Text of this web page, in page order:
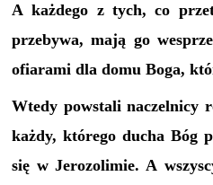
A każdego z tych, co
przebywa, mają go
ofiarami dla domu Boga,
Wtedy powstali naczelnicy
każdy, którego ducha Bóg
się w Jerozolimie. A